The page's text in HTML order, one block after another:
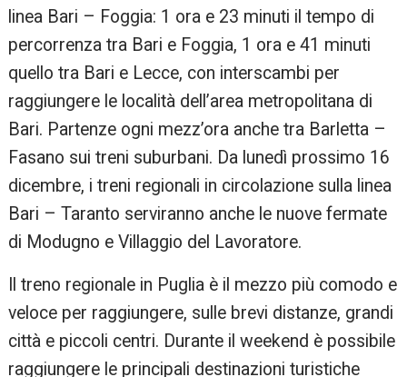
linea Bari – Foggia: 1 ora e 23 minuti il tempo di
percorrenza tra Bari e Foggia, 1 ora e 41 minuti
quello tra Bari e Lecce, con interscambi per
raggiungere le località dell’area metropolitana di
Bari. Partenze ogni mezz’ora anche tra Barletta –
Fasano sui treni suburbani. Da lunedì prossimo 16
dicembre, i treni regionali in circolazione sulla linea
Bari – Taranto serviranno anche le nuove fermate
di Modugno e Villaggio del Lavoratore.
Il treno regionale in Puglia è il mezzo più comodo e
veloce per raggiungere, sulle brevi distanze, grandi
città e piccoli centri. Durante il weekend è possibile
raggiungere le principali destinazioni turistiche